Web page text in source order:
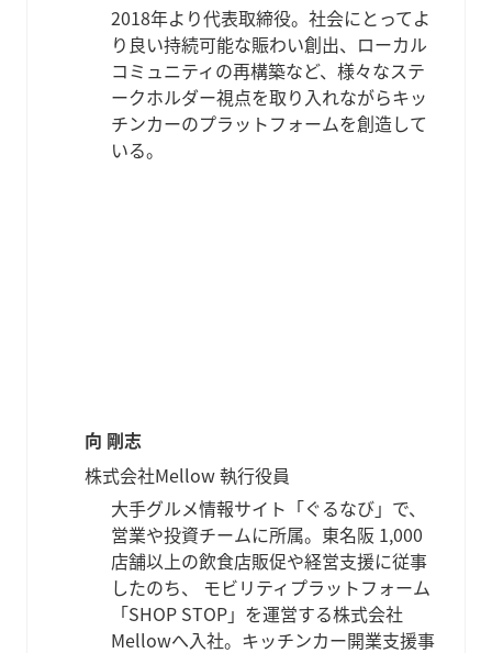
2018年より代表取締役。社会にとってよ
り良い持続可能な賑わい創出、ローカル
コミュニティの再構築など、様々なステ
ークホルダー視点を取り入れながらキッ
チンカーのプラットフォームを創造して
いる。
向 剛志
株式会社Mellow 執行役員
大手グルメ情報サイト「ぐるなび」で、
営業や投資チームに所属。東名阪 1,000
店舗以上の飲食店販促や経営支援に従事
したのち、 モビリティプラットフォーム
「SHOP STOP」を運営する株式会社
Mellowへ入社。キッチンカー開業支援事